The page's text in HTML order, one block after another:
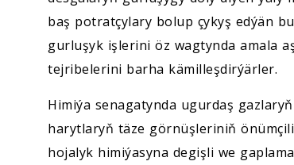
baş potratçylary bolup çykyş edýän
gurluşyk işlerini öz wagtynda amala
tejribelerini barha kämilleşdirýärler.
Himiýa senagatynda ugurdaş
harytlaryň täze görnüşleriniň
hojalyk himiýasyna degişli we